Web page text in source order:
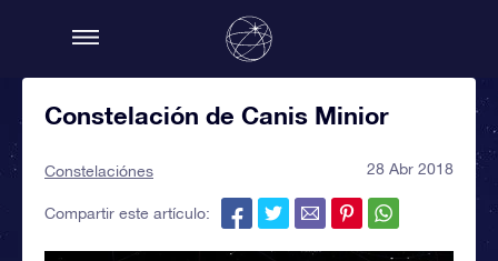
Constelación de Canis Minior
Constelaciónes 28 Abr 2018
Compartir este artículo: